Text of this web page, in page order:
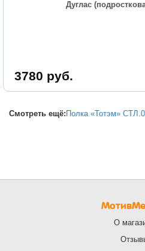
Дуглас
3780 руб.
Смотреть ещё: Полка «Тотэм»
О